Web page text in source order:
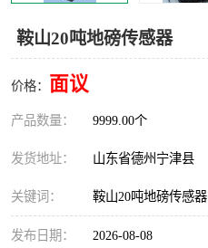
鞍山20吨地磅传感器
价格： 面议
产品数量： 9999.00个
发货地址： 山东省德州宁津县
关键词： 鞍山20吨地磅传感器
发布日期： 2026-08-08